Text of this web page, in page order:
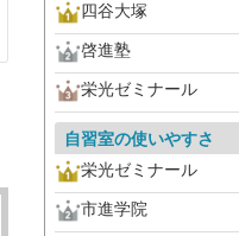
四谷大塚
啓進塾
栄光ゼミナール
自習室の使いやすさ
栄光ゼミナール
市進学院